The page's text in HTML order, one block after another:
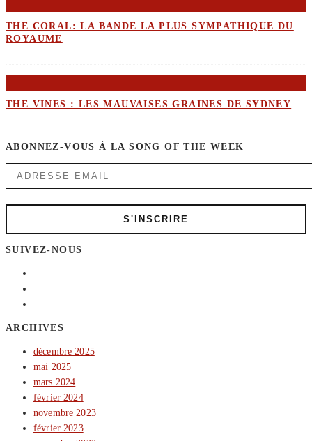
THE CORAL: LA BANDE LA PLUS SYMPATHIQUE DU
ROYAUME
THE VINES : LES MAUVAISES GRAINES DE SYDNEY
ABONNEZ-VOUS À LA SONG OF THE WEEK
SUIVEZ-NOUS
ARCHIVES
décembre 2025
mai 2025
mars 2024
février 2024
novembre 2023
février 2023